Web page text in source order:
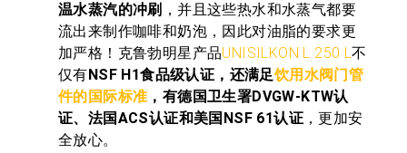
温水蒸汽的冲刷 ，并且这些热水和水蒸气都要
流出来制作咖啡和奶泡，因此对油脂的要求更
加严格！克鲁勃明星产品UNISILKON L 250 L不
仅有NSF H1食品级认证，还满足饮用水阀门管
件的国际标准 ，有德国卫生署DVGW-KTW认
证、法国ACS认证和美国NSF 61认证 ，更加安
全放心。